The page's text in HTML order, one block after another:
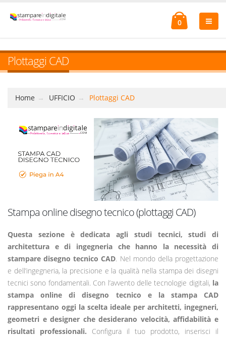
0
Plottaggi CAD
Home UFFICIO Plottaggi CAD
Stampa online disegno tecnico (plottaggi CAD)
Questa sezione è dedicata agli studi tecnici, studi di
architettura e di ingegneria che hanno la necessità di
stampare disegno tecnico CAD. Nel mondo della progettazione
e dell’ingegneria, la precisione e la qualità nella stampa dei disegni
tecnici sono fondamentali. Con l’avvento delle tecnologie digitali, la
stampa online di disegno tecnico e la stampa CAD
rappresentano oggi la scelta ideale per architetti, ingegneri,
geometri e designer che desiderano velocità, affidabilità e
risultati professionali. Configura il tuo prodotto, inserisci il